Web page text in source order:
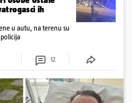
ih
u autu, na terenu su
12